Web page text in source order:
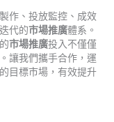
作、投放監控、成效
代的市場推廣體系。
市場推廣投入不僅僅
讓我們攜手合作，運
目標市場，有效提升